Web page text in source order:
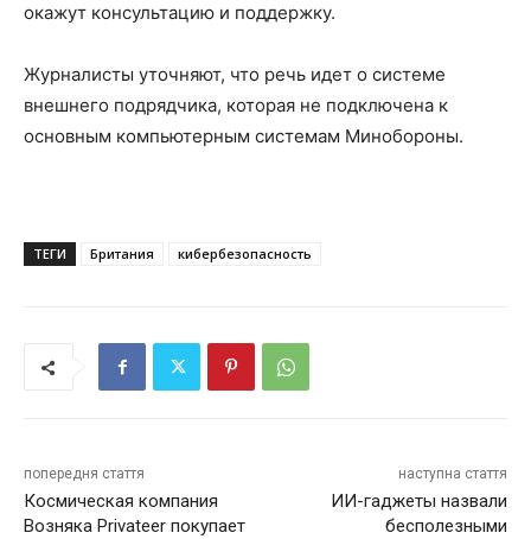
окажут консультацию и поддержку.
Журналисты уточняют, что речь идет о системе
внешнего подрядчика, которая не подключена к
основным компьютерным системам Минобороны.
ТЕГИ Британия кибербезопасность
попередня стаття
Космическая компания
Возняка Privateer покупает
наступна стаття
ИИ-гаджеты назвали
бесполезными